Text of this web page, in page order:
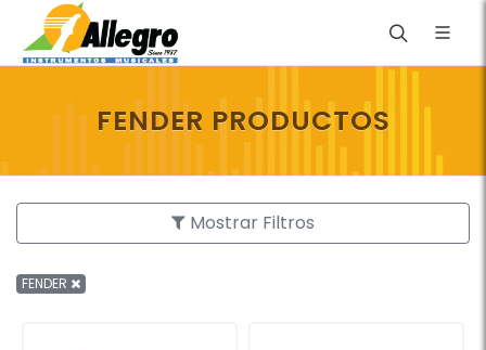
FENDER PRODUCTOS
Mostrar Filtros
FENDER